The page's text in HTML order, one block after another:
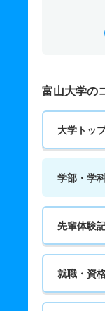
富山大学の
大学トッ
学部・学
先輩体験
就職・資